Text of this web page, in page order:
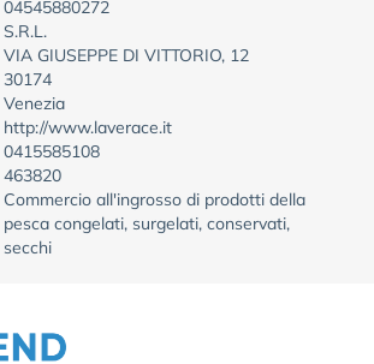
04545880272
S.R.L.
VIA GIUSEPPE DI VITTORIO, 12
30174
Venezia
http://www.laverace.it
0415585108
463820
Commercio all'ingrosso di prodotti della
pesca congelati, surgelati, conservati,
secchi